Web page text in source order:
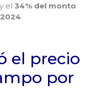
y el 34% del monto
.
el precio
por